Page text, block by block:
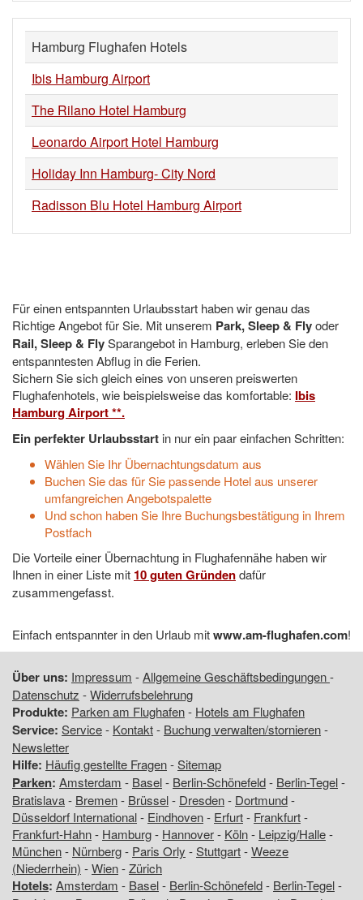
Hamburg Flughafen Hotels
Ibis Hamburg Airport
The Rilano Hotel Hamburg
Leonardo Airport Hotel Hamburg
Holiday Inn Hamburg- City Nord
Radisson Blu Hotel Hamburg Airport
Für einen entspannten Urlaubsstart haben wir genau das
Richtige Angebot für Sie. Mit unserem Park, Sleep & Flyoder
Rail, Sleep & FlySparangebot in Hamburg, erleben Sie den
entspanntesten Abflug in die Ferien.
Sichern Sie sich gleich eines von unseren preiswerten
Flughafenhotels, wie beispielsweise das komfortable: Ibis
Hamburg Airport **.
Ein perfekter Urlaubsstart in nur ein paar einfachen Schritten:
Wählen Sie Ihr Übernachtungsdatum aus
Buchen Sie das für Sie passende Hotel aus unserer
umfangreichen Angebotspalette
Und schon haben Sie Ihre Buchungsbestätigung in Ihrem
Postfach
Die Vorteile einer Übernachtung in Flughafennähe haben wir
Ihnen in einer Liste mit 10 guten Gründendafür
zusammengefasst.
Einfach entspannter in den Urlaub mitwww.am-flughafen.com!
Über uns: Impressum -Allgemeine Geschäftsbedingungen-
Datenschutz -Widerrufsbelehrung
Produkte: Parken am Flughafen- Hotels am Flughafen
Service: Service- Kontakt- Buchung verwalten/stornieren-
Newsletter
Hilfe: Häufig gestellte Fragen-Sitemap
Parken: Amsterdam - Basel- Berlin-Schönefeld- Berlin-Tegel-
Bratislava- Bremen- Brüssel- Dresden- Dortmund-
Düsseldorf International- Eindhoven- Erfurt- Frankfurt-
Frankfurt-Hahn- Hamburg- Hannover- Köln- Leipzig/Halle-
München- Nürnberg- Paris Orly -Stuttgart-Weeze
(Niederrhein) -Wien-Zürich
Hotels: Amsterdam - Basel- Berlin-Schönefeld- Berlin-Tegel-